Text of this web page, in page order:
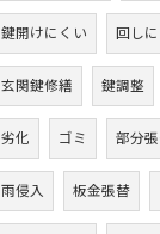
鍵開けにくい 回し
玄関鍵修繕 鍵調整
劣化 ゴミ 部分
雨侵入 板金張替